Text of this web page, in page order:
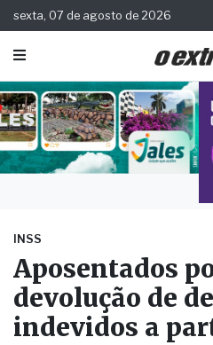
sexta, 07 de agosto de 2026
INSS
Aposentados
devolução de
indevidos a